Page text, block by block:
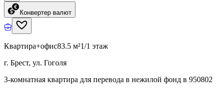
Конвертер валют
Квартира+офис83.5 м²1/1 этаж
г. Брест, ул. Гоголя
3-комнатная квартира для перевода в нежилой фонд в 950802